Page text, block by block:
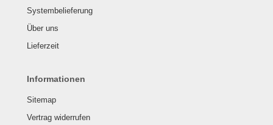
Systembelieferung
Über uns
Lieferzeit
Informationen
Sitemap
Vertrag widerrufen